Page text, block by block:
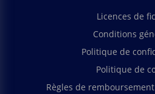
Licences de
Conditions
Politique de
Politique de
Règles de